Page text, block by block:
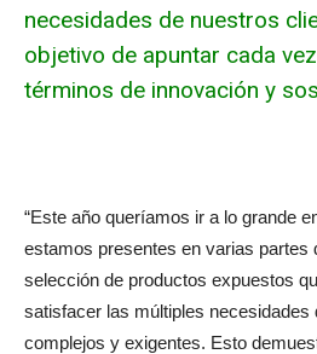
necesidades de nuestros
objetivo de apuntar cada
términos de innovación y
“Este año queríamos ir a lo grande
estamos presentes en varias partes
selección de productos expuestos
satisfacer las múltiples necesidades
complejos y exigentes. Esto